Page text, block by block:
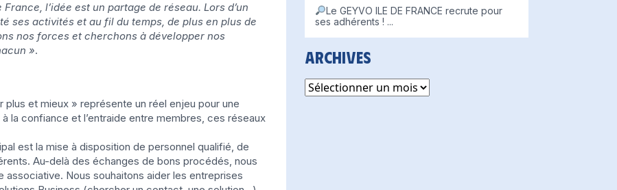
France, l’idée est un partage de réseau. Lors d’un
ses activités et au fil du temps, de plus en plus de
nos forces et cherchons à développer nos
».
et mieux » représente un réel enjeu pour une
la confiance et l’entraide entre membres, ces réseaux
est la mise à disposition de personnel qualifié, de
Au-delà des échanges de bons procédés, nous
Nous souhaitons aider les entreprises
Le GEYVO ILE DE FRANCE recrute pour
ses adhérents ! ...
Archives
Archives